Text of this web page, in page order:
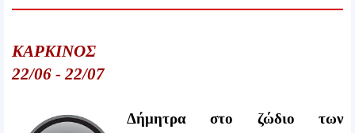
ΚΑΡΚΙΝΟΣ
22/06 - 22/07
Δήμητρα στο ζώδιο των